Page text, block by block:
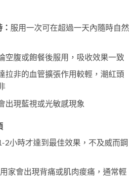
服用一次可在超過一天內隨時自然
空腹或飽餐後服用，吸收效果一致
拉非的血管擴張作用較輕，潮紅頭
出現藍視或光敏感現象
2小時才達到最佳效果，不及威而鋼
家會出現背痛或肌肉痠痛，通常輕